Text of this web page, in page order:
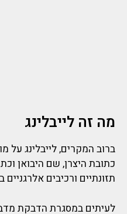
מה זה לייבלינג
ברוב המקרים, לייבלינג על
כתובת היצרן, שם היבואן
תזונתיים ורכיבים אלרגניים
לעיתים במסגרתהדבקת